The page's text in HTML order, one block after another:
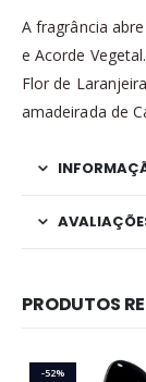
A fragrância
e Acorde
Flor de
amadeirada de
PRODUTOS
-52%